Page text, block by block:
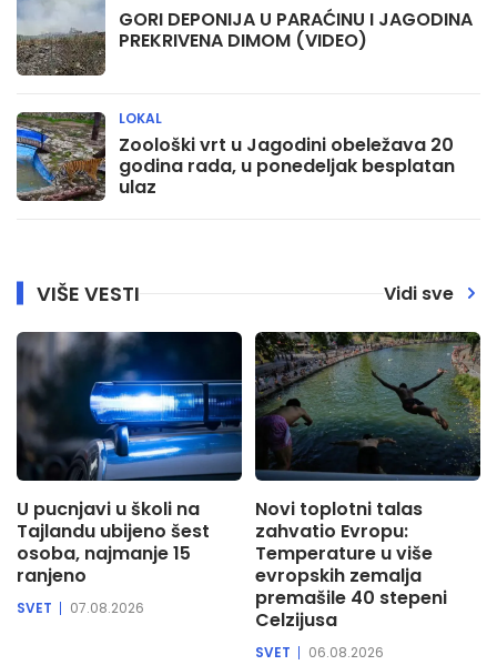
GORI DEPONIJA U PARAĆINU I JAGODINA
PREKRIVENA DIMOM (VIDEO)
Zoološki vrt u Jagodini obeležava 20
godina rada, u ponedeljak besplatan
ulaz
LOKAL
VIŠE VESTI Vidi sve
U pucnjavi u školi na
Tajlandu ubijeno šest
osoba, najmanje 15
ranjeno
SVET 07.08.2026
Novi toplotni talas
zahvatio Evropu:
Temperature u više
evropskih zemalja
premašile 40 stepeni
Celzijusa
SVET 06.08.2026